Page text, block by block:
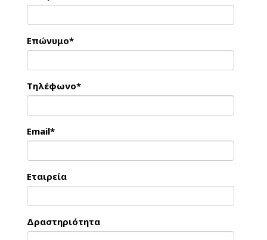
Επώνυμο*
Τηλέφωνο*
Email*
Εταιρεία
Δραστηριότητα